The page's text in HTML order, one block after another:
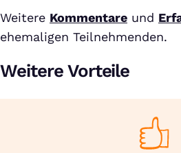
Weitere Kommentare und
ehemaligen Teilnehmenden.
Weitere Vorteile